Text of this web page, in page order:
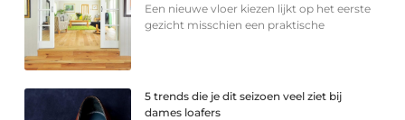
Een nieuwe vloer kiezen lijkt op het eerste
gezicht misschien een praktische
5 trends die je dit seizoen veel ziet bij
dames loafers